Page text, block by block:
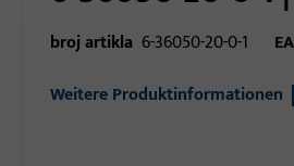
broj artikla 6-36050-20-0-1
Weitere Produktinformationen